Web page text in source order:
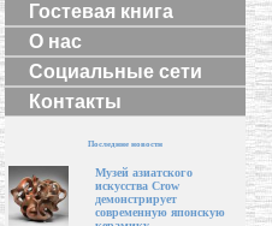
Гостевая книга
О нас
Социальные сети
Контакты
Последние новости
Музей азиатского
искусства Crow
демонстрирует
современную японскую